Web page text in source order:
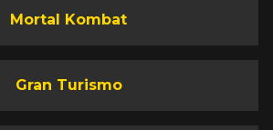
Mortal Kombat
Gran Turismo